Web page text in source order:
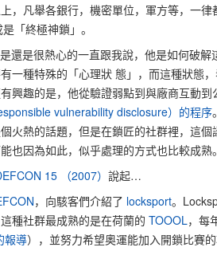
，凡舉各銀行，機密單位，軍方等，一律
「終極神鎖」。
還是很熱心的一直跟我說，他是如何破解
一種特殊的「心理狀 態」，而這種狀態
興趣的是，他從驗證弱點到與廠商互動到
vulnerability disclosure）的程序
火熱的話題，但是在鎖匠的社群裡，這個
也因為如此，似乎處理的方式也比較成熟。
15 （2007） 說起…
，向駭客們介紹了 locksport。
種社群最成熟的是在荷蘭的 TOOOL，每
報導），並努力希望奧運能加入開鎖比賽的